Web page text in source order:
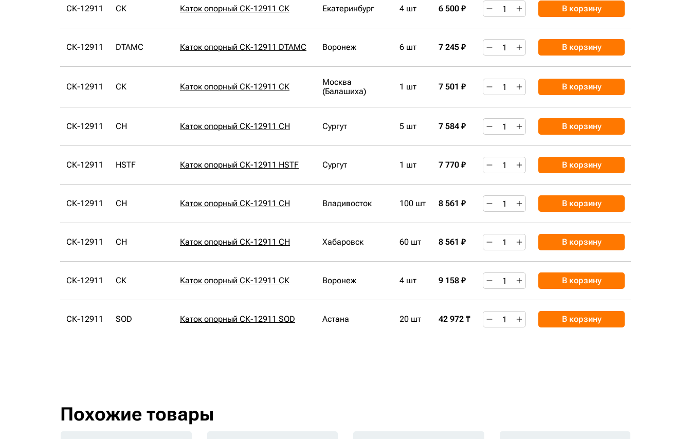
СК-12911 СК Каток опорный СК-12911 СК Екатеринбург 4 шт 6 500 ₽ В корзину
СК-12911 DTAMC Каток опорный СК-12911 DTAMC Воронеж 6 шт 7 245 ₽ В корзину
СК-12911 СК Каток опорный СК-12911 СК
Москва
(Балашиха)
1 шт 7 501 ₽ В корзину
СК-12911 CH Каток опорный СК-12911 CH Сургут 5 шт 7 584 ₽ В корзину
СК-12911 HSTF Каток опорный СК-12911 HSTF Сургут 1 шт 7 770 ₽ В корзину
СК-12911 CH Каток опорный СК-12911 CH Владивосток 100 шт 8 561 ₽ В корзину
СК-12911 CH Каток опорный СК-12911 CH Хабаровск 60 шт 8 561 ₽ В корзину
СК-12911 СК Каток опорный СК-12911 СК Воронеж 4 шт 9 158 ₽ В корзину
СК-12911 SOD Каток опорный СК-12911 SOD Астана 20 шт 42 972 ₸ В корзину
Похожие товары